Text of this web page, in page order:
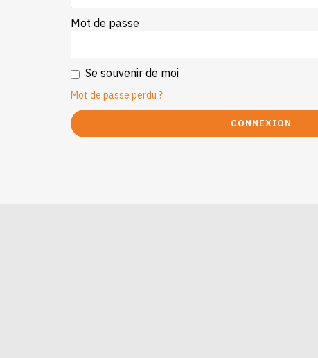
Mot de passe
Se souvenir de moi
Mot de passe perdu ?